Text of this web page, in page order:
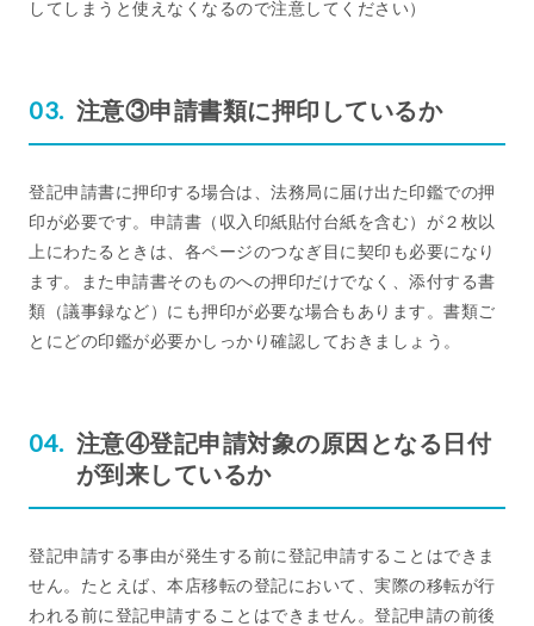
してしまうと使えなくなるので注意してください）
注意③申請書類に押印しているか
登記申請書に押印する場合は、法務局に届け出た印鑑での押
印が必要です。申請書（収入印紙貼付台紙を含む）が２枚以
上にわたるときは、各ページのつなぎ目に契印も必要になり
ます。また申請書そのものへの押印だけでなく、添付する書
類（議事録など）にも押印が必要な場合もあります。書類ご
とにどの印鑑が必要かしっかり確認しておきましょう。
注意④登記申請対象の原因となる日付
が到来しているか
登記申請する事由が発生する前に登記申請することはできま
せん。たとえば、本店移転の登記において、実際の移転が行
われる前に登記申請することはできません。登記申請の前後